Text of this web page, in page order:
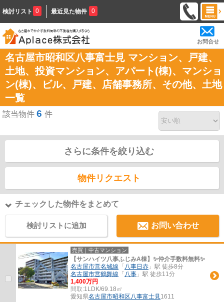
検討リスト 0 最近見た物件 0
お問合せ
名古屋市昭和区八事富士見 マンション、戸建、
土地、投資マンション、アパート(棟)、マンショ
ン(棟)、ビル、戸建、店舗事務所、その他、土地
一覧
該当物件 6 件
さらに条件を絞り込む
物件リクエスト
チェックした物件をまとめて
検討リストに追加 お問い合わせ
売買｜中古マンション
【サンハイツ八事ふじみA棟】✨️仲介手数料無料✨️
名古屋市営名城線 「 八事日赤 」駅 徒歩8分
名古屋市営鶴舞線 「 八事 」駅 徒歩11分
1,400万円
間取:1LDK/69.18㎡
愛知県名古屋市昭和区八事富士見1611